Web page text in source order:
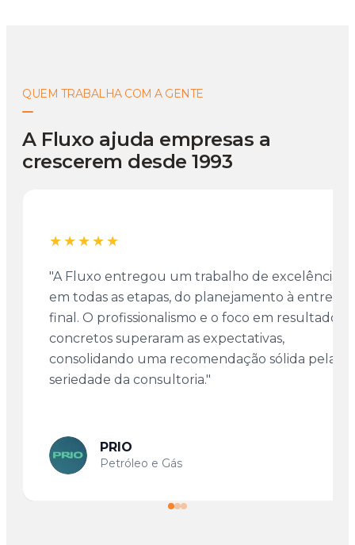
QUEM TRABALHA COM A GENTE
A Fluxo ajuda empresas a
crescerem desde 1993
★★★★★
"A Fluxo entregou um trabalho de excelência
em todas as etapas, do planejamento à entrega
final. O profissionalismo e o foco em resultados
concretos superaram as expectativas,
consolidando uma recomendação sólida pela
seriedade da consultoria."
PRIO
Petróleo e Gás